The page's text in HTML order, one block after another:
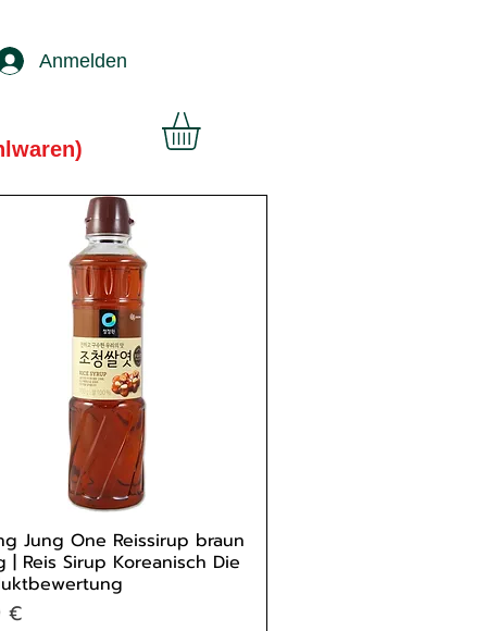
Anmelden
Jung One Reissirup braun
| Reis Sirup Koreanisch Die
€